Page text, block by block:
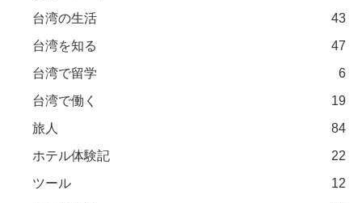
台湾の生活
43
台湾を知る
47
台湾で留学
6
台湾で働く
19
旅人
84
ホテル体験記
22
ツール
12